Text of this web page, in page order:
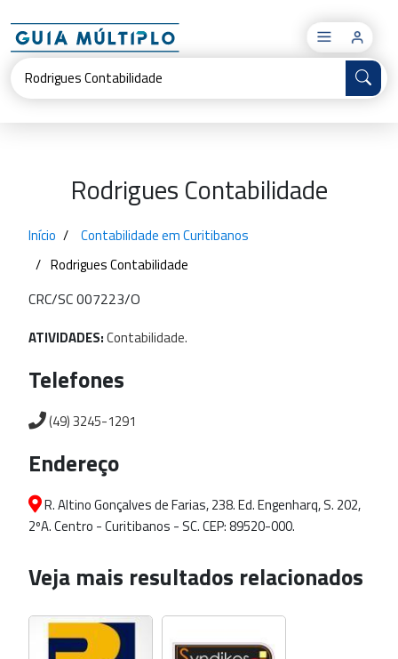
×
Rodrigues Contabilidade
Início
Contabilidade em Curitibanos
Rodrigues Contabilidade
CRC/SC 007223/O
ATIVIDADES:Contabilidade.
Telefones
(49) 3245-1291
Endereço
R. Altino Gonçalves de Farias, 238. Ed. Engenharq, S. 202,
2ºA. Centro - Curitibanos - SC. CEP: 89520-000.
Veja mais resultados relacionados